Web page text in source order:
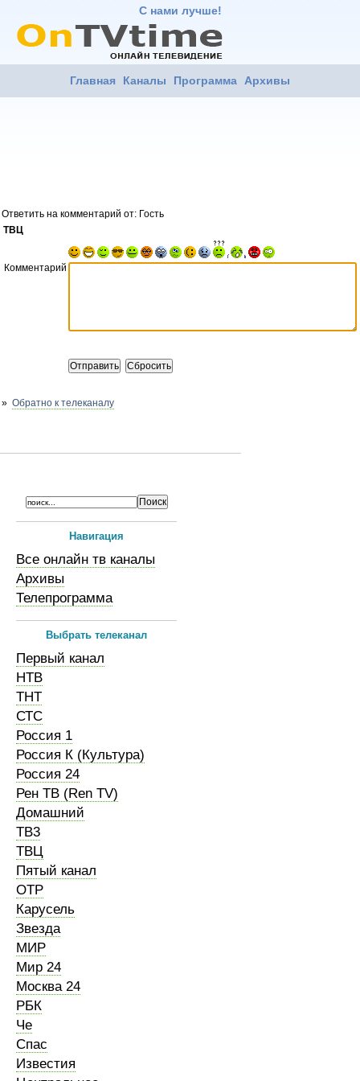
С нами лучше!
Главная Каналы Программа Архивы
Ответить на комментарий от: Гость
ТВЦ
Комментарий
» Обратно к телеканалу
Навигация
Все онлайн тв каналы
Архивы
Телепрограмма
Выбрать телеканал
Первый канал
НТВ
ТНТ
СТС
Россия 1
Россия К (Культура)
Россия 24
Рен ТВ (Ren TV)
Домашний
ТВ3
ТВЦ
Пятый канал
ОТР
Карусель
Звезда
МИР
Мир 24
Москва 24
РБК
Че
Спас
Известия